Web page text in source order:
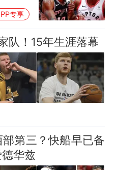
专享
队！15年生涯落幕
第三？快船早已备
华兹